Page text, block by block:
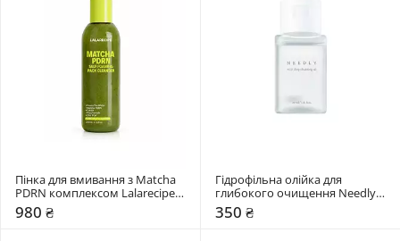
Пінка для вмивання з Matcha
PDRN комплексом Lalarecipe
200 мл
980 ₴
Гідрофільна олійка для
глибокого очищення Needly
30 мл
350 ₴